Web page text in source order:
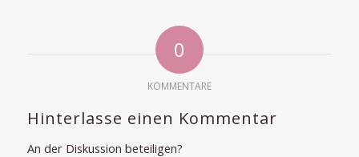
0
KOMMENTARE
Hinterlasse einen Kommentar
An der Diskussion beteiligen?